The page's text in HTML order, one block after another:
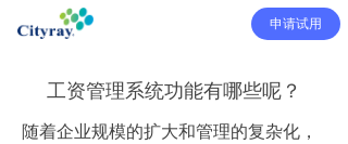
申请试用
工资管理系统功能有哪些呢？
随着企业规模的扩大和管理的复杂化，